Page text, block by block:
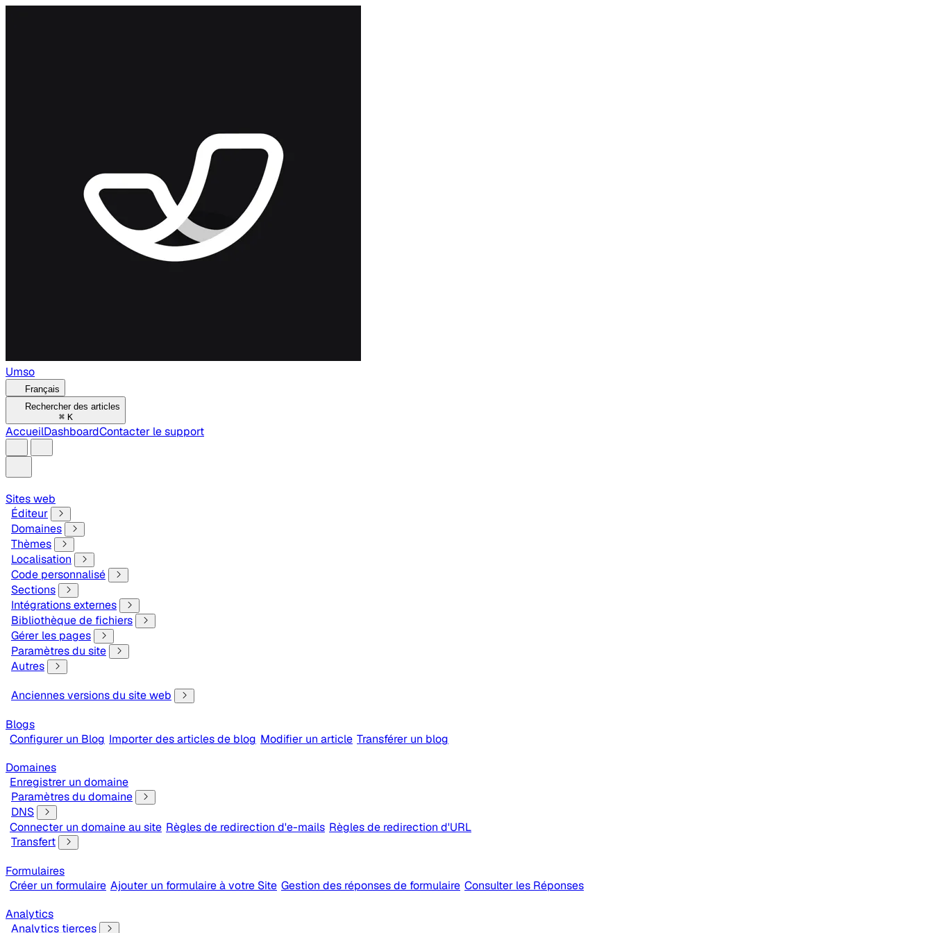
Umso
Français
Rechercher des articles
⌘ K
AccueilDashboardContacter le support
Sites web
Éditeur
Domaines
Thèmes
Localisation
Code personnalisé
Sections
Intégrations externes
Bibliothèque de fichiers
Gérer les pages
Paramètres du site
Autres
Anciennes versions du site web
Blogs
Configurer un Blog Importer des articles de blog Modifier un article Transférer un blog
Domaines
Enregistrer un domaine
Paramètres du domaine
DNS
Connecter un domaine au site Règles de redirection d'e-mails Règles de redirection d'URL
Transfert
Formulaires
Créer un formulaire Ajouter un formulaire à votre Site Gestion des réponses de formulaire Consulter les Réponses
Analytics
Analytics tierces